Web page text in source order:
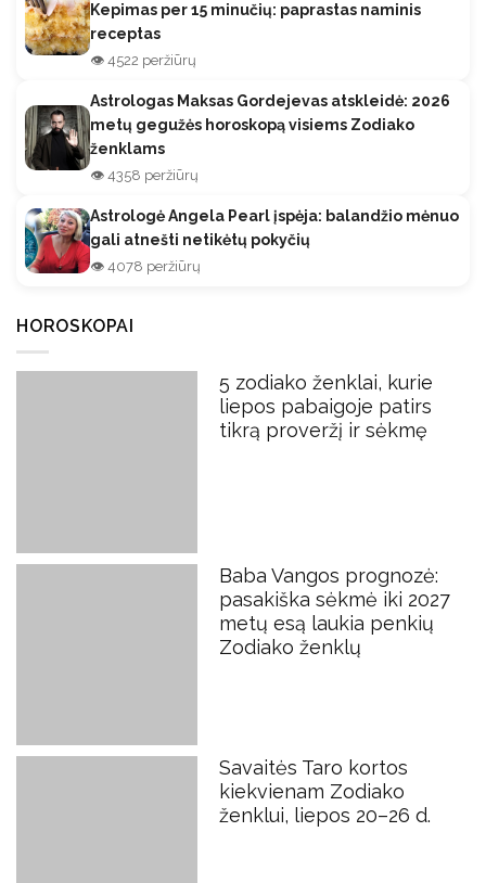
Kepimas per 15 minučių: paprastas naminis
receptas
👁️ 4522 peržiūrų
Astrologas Maksas Gordejevas atskleidė: 2026
metų gegužės horoskopą visiems Zodiako
ženklams
👁️ 4358 peržiūrų
Astrologė Angela Pearl įspėja: balandžio mėnuo
gali atnešti netikėtų pokyčių
👁️ 4078 peržiūrų
HOROSKOPAI
5 zodiako ženklai, kurie
liepos pabaigoje patirs
tikrą proveržį ir sėkmę
Baba Vangos prognozė:
pasakiška sėkmė iki 2027
metų esą laukia penkių
Zodiako ženklų
Savaitės Taro kortos
kiekvienam Zodiako
ženklui, liepos 20–26 d.